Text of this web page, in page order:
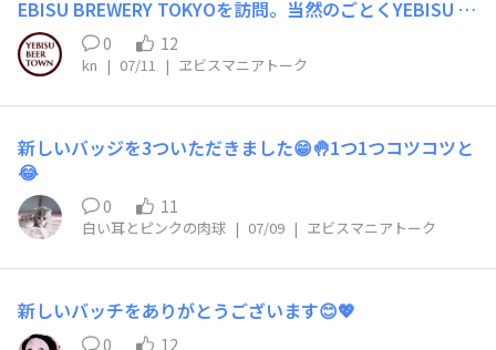
EBISU BREWERY TOKYOを訪問。当然のごとくYEBISU B
AR STANDも訪問。そしてめでたくアプリのステータスが
ルビーマイスターになりました。次のステータスまであと
100杯。アプリ終了までに間に合うのか？さらに帰りの途
中で立ち寄った京都でもエビスバーに立ち寄るというエビ
0 12
kn | 07/11 | ヱビスマニアトーク
新しいバッジを3ついただきました😁🤚1つ1つコツコツと
😂
0 11
白い耳とピンクの肉球 | 07/09 | ヱビスマニアトーク
新しいバッチをありがとうございます😊💖
0 12